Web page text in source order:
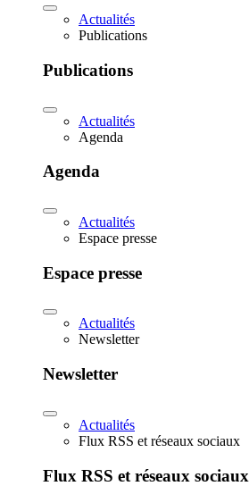
Actualités
Publications
Publications
Actualités
Agenda
Agenda
Actualités
Espace presse
Espace presse
Actualités
Newsletter
Newsletter
Actualités
Flux RSS et réseaux sociaux
Flux RSS et réseaux sociaux